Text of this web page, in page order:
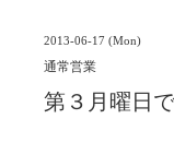
2013-06-17 (Mon)
通常営業
第３月曜日